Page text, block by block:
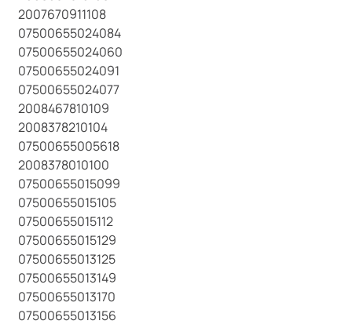
2007670911108
07500655024084
07500655024060
07500655024091
07500655024077
2008467810109
2008378210104
07500655005618
2008378010100
07500655015099
07500655015105
07500655015112
07500655015129
07500655013125
07500655013149
07500655013170
07500655013156